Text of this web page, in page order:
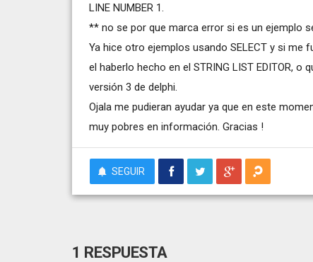
LINE NUMBER 1.
** no se por que marca error si es un ejemplo
Ya hice otro ejemplos usando SELECT y si me
el haberlo hecho en el STRING LIST EDITOR,
versión 3 de delphi.
Ojala me pudieran ayudar ya que en este
muy pobres en información. Gracias !
SEGUIR
1 RESPUESTA